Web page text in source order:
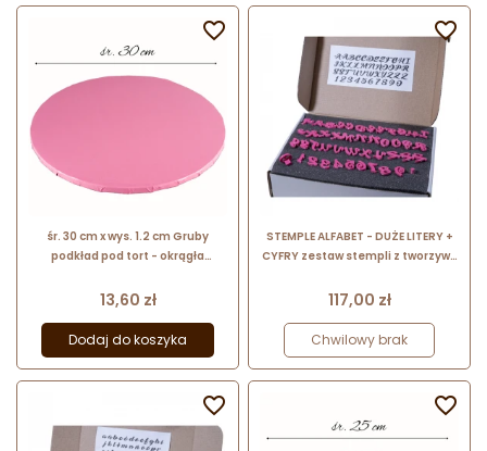
śr. 30 cm x wys. 1.2 cm Gruby
podkład pod tort - okrągła
serwowania ciast - jasnoróżowa
Cena
13,60 zł
Dodaj do koszyka

STEMPLE ALFABET - DUŻE LITERY +
CYFRY zestaw stempli z tworzywa
Cena
117,00 zł
Chwilowy brak

 